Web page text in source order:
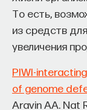
То есть,
из средств
увеличения
PIWI-
of genome
Aravin AA. Nat